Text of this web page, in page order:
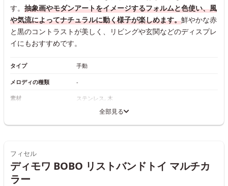
す。 抽象画やモダンアートをイメージするフォルムと色使い、風
や気流によってナチュラルに動く様子が楽しめます。鮮やかな赤
と黒のコントラストが美しく、リビングや玄関などのディスプレ
イにもおすすめです。
タイプ 手動
メロディの種類 -
素材 ステンレス, 木
全部見る
フィセル
ディモワ BOBO リストバンドトイ マルチカ
ラー